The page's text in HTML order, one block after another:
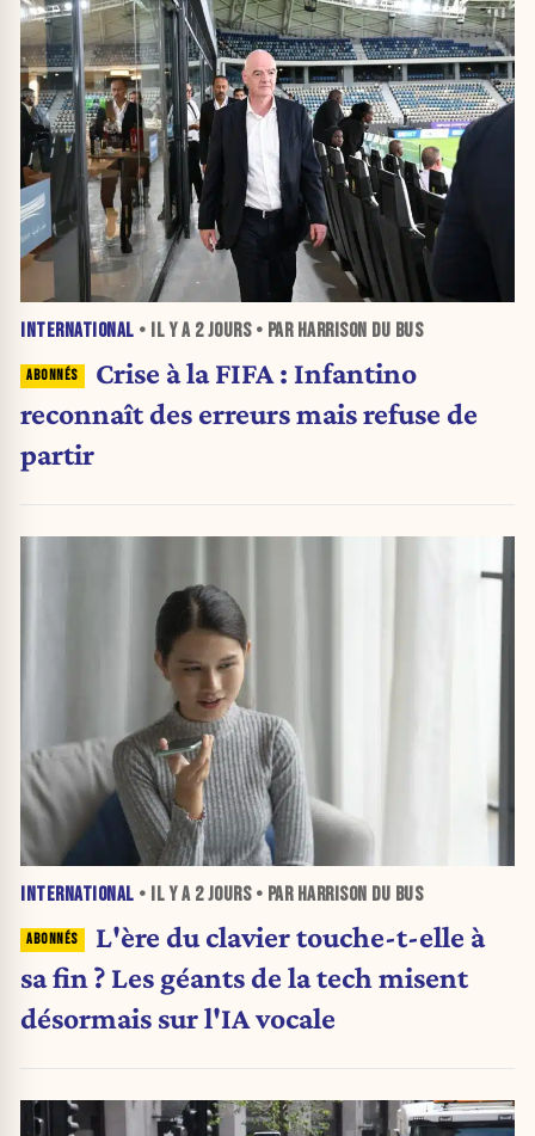
INTERNATIONAL • IL Y A 2 JOURS• PAR HARRISON DU BUS
Crise à la FIFA : Infantino
reconnaît des erreurs mais refuse de
partir
INTERNATIONAL • IL Y A 2 JOURS• PAR HARRISON DU BUS
L'ère du clavier touche-t-elle à
sa fin ? Les géants de la tech misent
désormais sur l'IA vocale